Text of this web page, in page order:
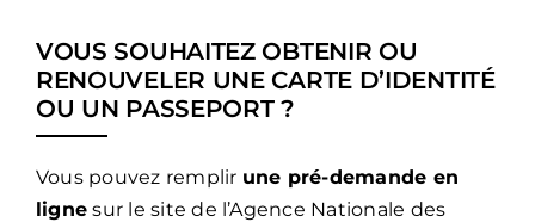
VOUS SOUHAITEZ OBTENIR OU
RENOUVELER UNE CARTE D’IDENTITÉ
OU UN PASSEPORT ?
Vous pouvez remplir une pré-demande en
ligne sur le site de l’Agence Nationale des